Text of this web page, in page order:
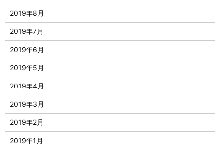
2019年8月
2019年7月
2019年6月
2019年5月
2019年4月
2019年3月
2019年2月
2019年1月